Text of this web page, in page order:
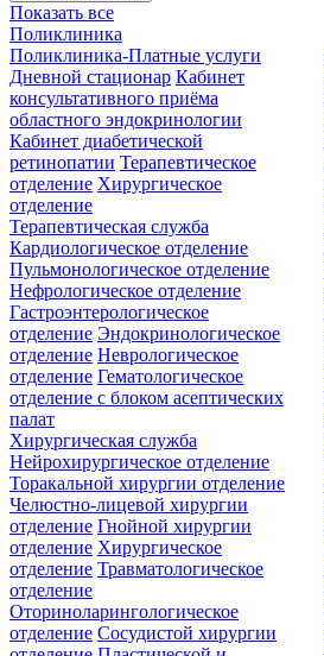
Показать все
Поликлиника
Поликлиника-Платные услуги
Дневной стационар Кабинет
консультативного приёма
областного эндокринологии
Кабинет диабетической
ретинопатии Терапевтическое
отделение Хирургическое
отделение
Терапевтическая служба
Кардиологическое отделение
Пульмонологическое отделение
Нефрологическое отделение
Гастроэнтерологическое
отделение Эндокринологическое
отделение Неврологическое
отделение Гематологическое
отделение c блоком асептических
палат
Хирургическая служба
Нейрохирургическое отделение
Торакальной хирургии отделение
Челюстно-лицевой хирургии
отделение Гнойной хирургии
отделение Хирургическое
отделение Травматологическое
отделение
Оториноларингологическое
отделение Сосудистой хирургии